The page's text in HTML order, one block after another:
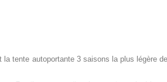
la tente autoportante 3 saisons la plus légère